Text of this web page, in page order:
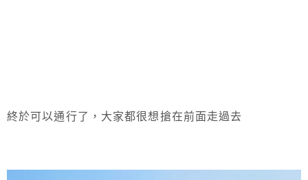
終於可以通行了，大家都很想搶在前面走過去